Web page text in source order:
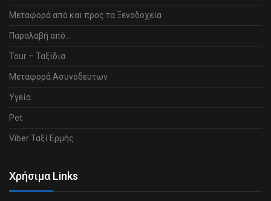
Μεταφορά από και προς τα Ξενοδοχεία
Παραλαβή από…
Tour – Ταξίδια
Μεταφορά Ασυνόδευτων
Υγεία
Pet
Viber Ταξί Ερμής
Χρήσιμα Links